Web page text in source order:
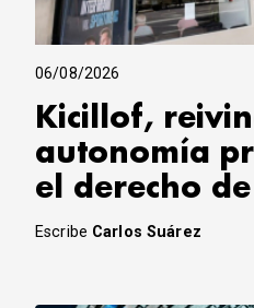
06/08/2026
Kicillof,
autonomía
el derecho
Escribe Carlos Suárez